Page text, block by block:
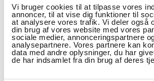
Vi bruger cookies til at tilpasse vores
annoncer, til at vise dig funktioner til
at analysere vores trafik. Vi deler også
din brug af vores website med vores
sociale medier, annonceringspartnere
analysepartnere. Vores partnere kan
data med andre oplysninger, du har
de har indsamlet fra din brug af deres
TIL HJEMMESIDE
MERE OM EMNET